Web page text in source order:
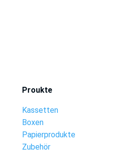
Proukte
Kassetten
Boxen
Papierprodukte
Zubehör